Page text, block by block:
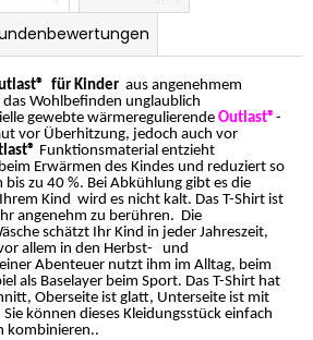
für Kinder aus angenehmem
Wohlbefinden unglaublich
gewebte wärmeregulierende Outlast®-
vor Überhitzung, jedoch auch vor
Funktionsmaterial entzieht
Erwärmen des Kindes und reduziert so
zu 40 %. Bei Abkühlung gibt es die
Kind wird es nicht kalt. Das T-Shirt ist
angenehm zu berühren. Die
schätzt Ihr Kind in jeder Jahreszeit,
allem in den Herbst-
und
Abenteuer nutzt ihm im Alltag, beim
als Baselayer beim Sport. Das T-Shirt hat
Oberseite ist glatt, Unterseite ist mit
können dieses Kleidungsstück einfach
kombinieren..